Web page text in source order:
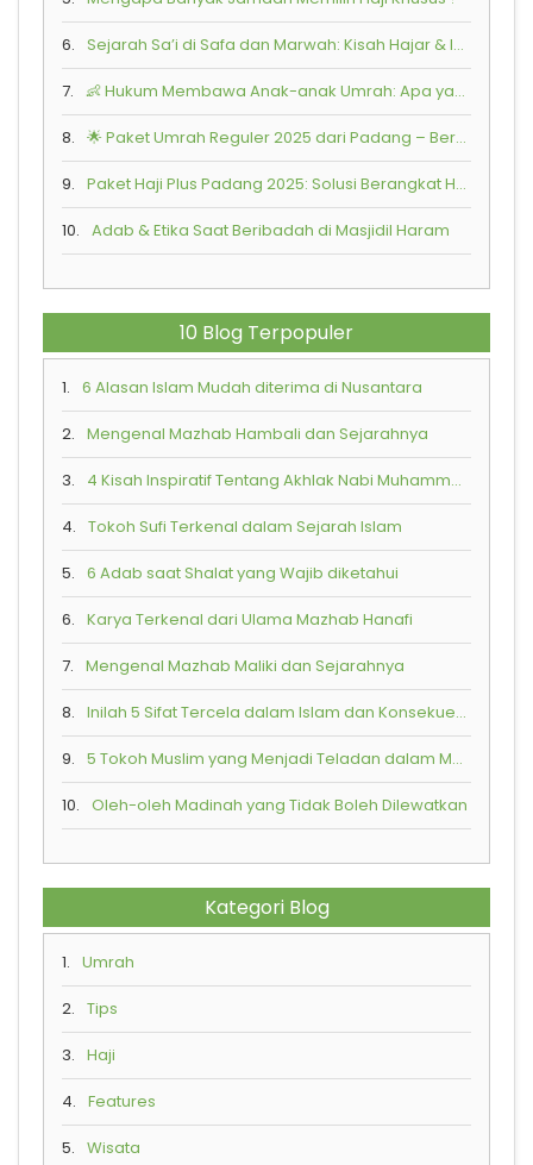
6. Sejarah Sa’i di Safa dan Marwah: Kisah Hajar & Ismail
7. 👶 Hukum Membawa Anak-anak Umrah: Apa yang Perlu Diketahui?
8. 🌟 Paket Umrah Reguler 2025 dari Padang – Bersama Armindo Jaya Tur
9. Paket Haji Plus Padang 2025: Solusi Berangkat Haji Lebih Cepat Bersama Armindo Jaya Tur
10. Adab & Etika Saat Beribadah di Masjidil Haram
10 Blog Terpopuler
1. 6 Alasan Islam Mudah diterima di Nusantara
2. Mengenal Mazhab Hambali dan Sejarahnya
3. 4 Kisah Inspiratif Tentang Akhlak Nabi Muhammad SAW
4. Tokoh Sufi Terkenal dalam Sejarah Islam
5. 6 Adab saat Shalat yang Wajib diketahui
6. Karya Terkenal dari Ulama Mazhab Hanafi
7. Mengenal Mazhab Maliki dan Sejarahnya
8. Inilah 5 Sifat Tercela dalam Islam dan Konsekuensi Buruk yang Akan Diterima
9. 5 Tokoh Muslim yang Menjadi Teladan dalam Mempraktikkan Toleransi Beragama
10. Oleh-oleh Madinah yang Tidak Boleh Dilewatkan
Kategori Blog
1. Umrah
2. Tips
3. Haji
4. Features
5. Wisata